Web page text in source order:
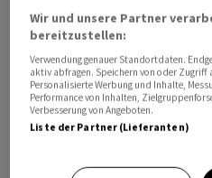
Das Fullfillment-Center von
günstiger Lage und
in der Region, teilte
unterstütze die anderen
auf wichtige Komponenten.
Wir und unsere Partner
bereitzustellen:
Verwendung genauer Standortdaten.
aktiv abfragen. Speichern von oder
Personalisierte Werbung und Inhalte,
Performance von Inhalten,
Verbesserung von Angeboten.
Liste der Partner (Lieferanten)